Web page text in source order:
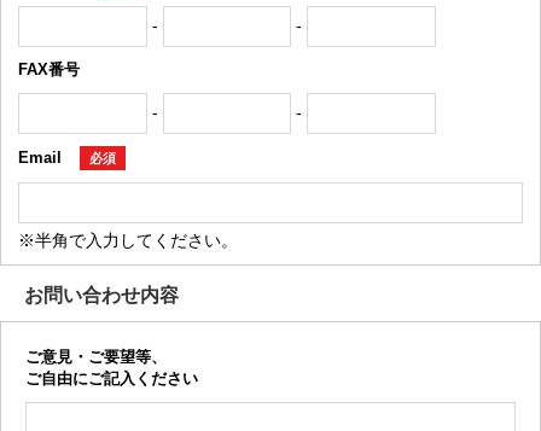
- -
FAX番号
- -
Email 必須
※半角で入力してください。
お問い合わせ内容
ご意見・ご要望等、
ご自由にご記入ください